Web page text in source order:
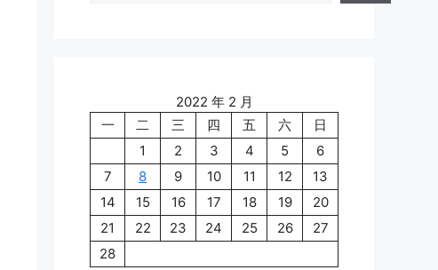
2022 年 2 月
一
二 三 四 五 六
日
1
2 3 4 5
6
7
8 9 10 11 12
13
14
15 16 17 18 19
20
21
22 23 24 25 26
27
28